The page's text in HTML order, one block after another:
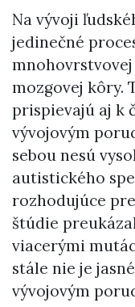
Na vývoji
jedinečné
mozgovej kôry.
prispievajú aj k
vývojovým
sebou nesú
autistického
rozhodujúce
štúdie
viacerými
stále nie je
vývojovým